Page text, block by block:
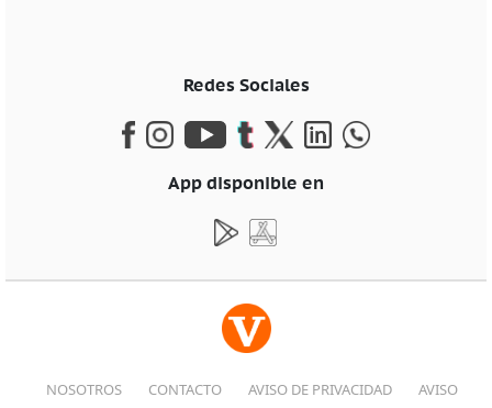
Redes Sociales
App disponible en
NOSOTROS CONTACTO AVISO DE PRIVACIDAD
AVISO